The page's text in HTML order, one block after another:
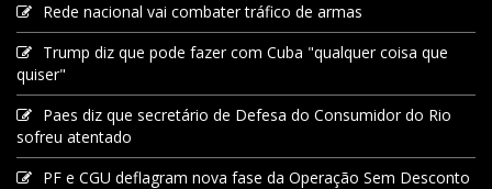
Rede nacional vai combater tráfico de armas
Trump diz que pode fazer com Cuba "qualquer coisa que
quiser"
Paes diz que secretário de Defesa do Consumidor do Rio
sofreu atentado
PF e CGU deflagram nova fase da Operação Sem Desconto